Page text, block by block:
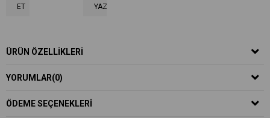
ET YAZ
ÜRÜN ÖZELLIKLERI
YORUMLAR(0)
ÖDEME SEÇENEKLERI